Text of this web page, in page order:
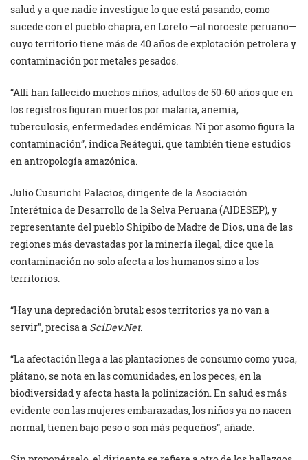
salud y a que nadie investigue lo que está pasando, como
sucede con el pueblo chapra, en Loreto —al noroeste peruano—
cuyo territorio tiene más de 40 años de explotación petrolera y
contaminación por metales pesados.
“Allí han fallecido muchos niños, adultos de 50-60 años que en
los registros figuran muertos por malaria, anemia,
tuberculosis, enfermedades endémicas. Ni por asomo figura la
contaminación”, indica Reátegui, que también tiene estudios
en antropología amazónica.
Julio Cusurichi Palacios, dirigente de la Asociación
Interétnica de Desarrollo de la Selva Peruana (AIDESEP), y
representante del pueblo Shipibo de Madre de Dios, una de las
regiones más devastadas por la minería ilegal, dice que la
contaminación no solo afecta a los humanos sino a los
territorios.
“Hay una depredación brutal; esos territorios ya no van a
servir”, precisa a SciDev.Net.
“La afectación llega a las plantaciones de consumo como yuca,
plátano, se nota en las comunidades, en los peces, en la
biodiversidad y afecta hasta la polinización. En salud es más
evidente con las mujeres embarazadas, los niños ya no nacen
normal, tienen bajo peso o son más pequeños”, añade.